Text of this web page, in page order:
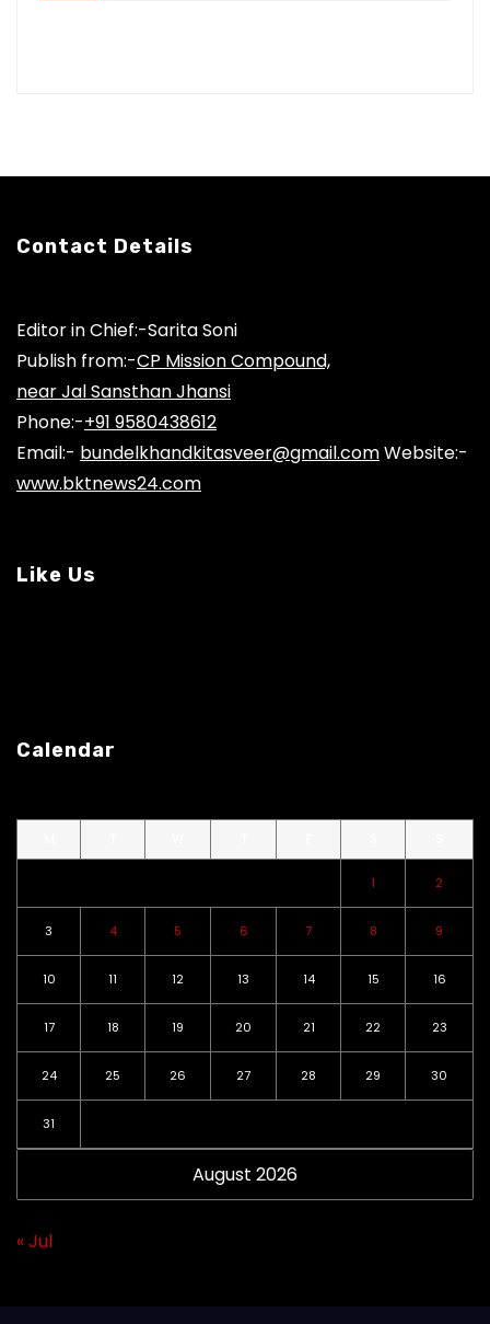
Contact Details
Editor in Chief:-Sarita Soni
Publish from:-CP Mission Compound,
near Jal Sansthan Jhansi
Phone:-+91 9580438612
Email:- bundelkhandkitasveer@gmail.comWebsite:-
www.bktnews24.com
Like Us
Calendar
August 2026
1 2
3 4 5 6 7 8 9
10 11 12 13 14 15 16
17 18 19 20 21 22 23
24 25 26 27 28 29 30
31
« Jul